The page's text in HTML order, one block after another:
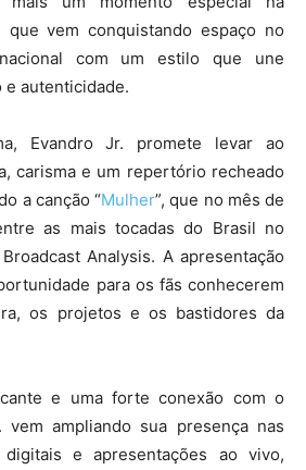
vem conquistando espaço no
com um estilo que une
e autenticidade.
Evandro Jr. promete levar ao
carisma e um repertório recheado
a canção “Mulher”, que no mês de
as mais tocadas do Brasil no
Analysis. A apresentação
para os fãs conhecerem
os projetos e os bastidores da
e uma forte conexão com o
vem ampliando sua presença nas
digitais e apresentações ao vivo,